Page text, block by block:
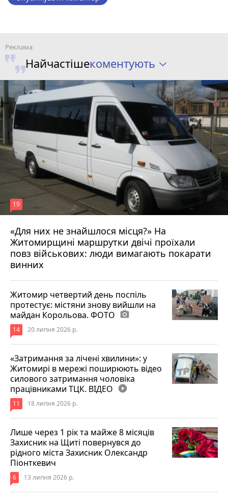
Найчастішекоментують
«Для них не знайшлося місця?» На
Житомирщині маршрутки двічі проїхали
повз військових: люди вимагають покарати
винних
19
17 липня 2026 р.
Житомир четвертий день поспіль
протестує: містяни знову вийшли на
майдан Корольова. ФОТО photo_camera
14 20 липня 2026 р.
«Затримання за лічені хвилини»: у
Житомирі в мережі поширюють відео
силового затримання чоловіка
працівниками ТЦК. ВІДЕО play_circle_filled
11 18 липня 2026 р.
Лише через 1 рік та майже 8 місяців
Захисник на Щиті повернувся до
рідного міста Захисник Олександр
Піонткевич
6 13 липня 2026 р.